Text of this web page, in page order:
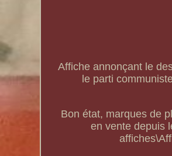
Affiche annonçant le
le parti
Bon état, marques de
en vente depuis